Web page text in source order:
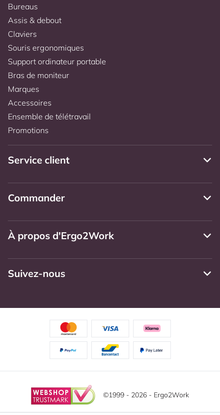
Bureaus
Assis & debout
Claviers
Souris ergonomiques
Support ordinateur portable
Bras de moniteur
Marques
Accessoires
Ensemble de télétravail
Promotions
Service client
Commander
À propos d'Ergo2Work
Suivez-nous
©1999 - 2026 - Ergo2Work